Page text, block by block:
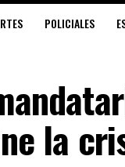
POLICIALES
la